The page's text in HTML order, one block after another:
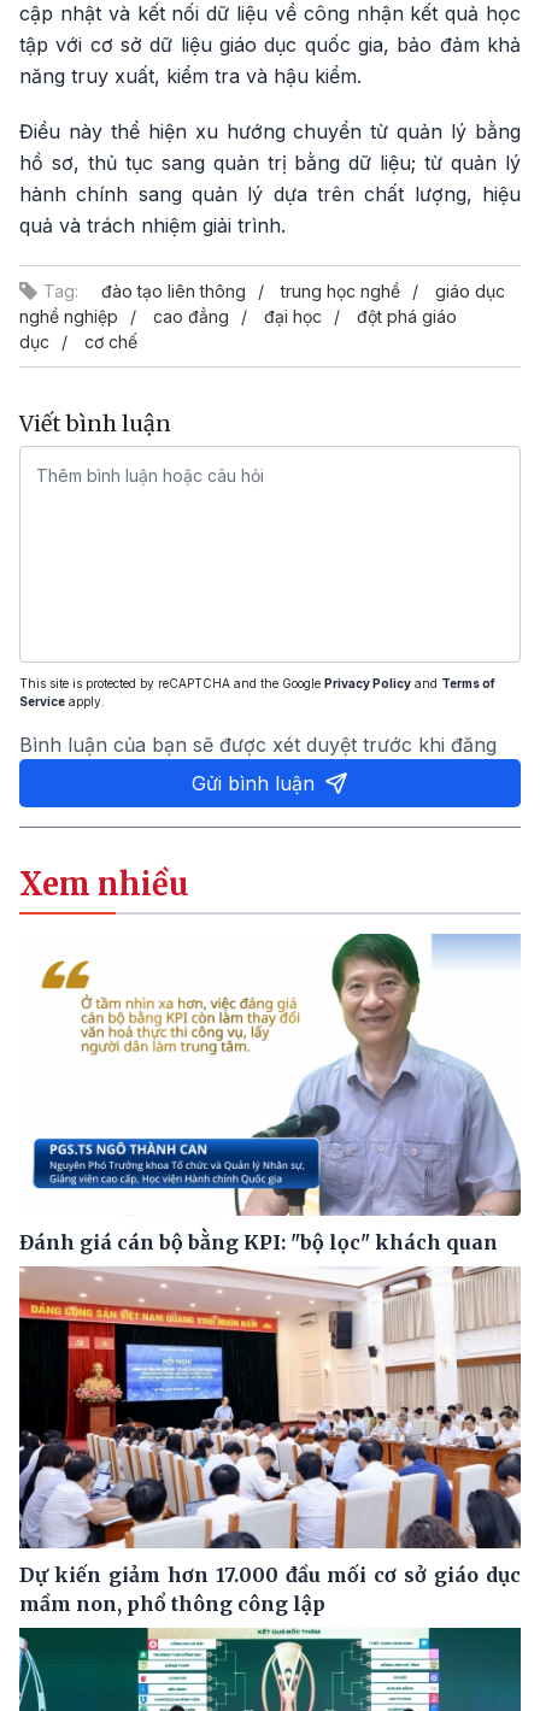
cập nhật và kết nối dữ liệu về công nhận kết quả học
tập với cơ sở dữ liệu giáo dục quốc gia, bảo đảm khả
năng truy xuất, kiểm tra và hậu kiểm.
Điều này thể hiện xu hướng chuyển từ quản lý bằng
hồ sơ, thủ tục sang quản trị bằng dữ liệu; từ quản lý
hành chính sang quản lý dựa trên chất lượng, hiệu
quả và trách nhiệm giải trình.
Tag: đào tạo liên thông trung học nghề
giáo dục
nghề nghiệp
cao đẳng đại học
đột phá giáo
dục
cơ chế
Viết bình luận
This site is protected by reCAPTCHA and the Google Privacy Policy and Terms of
Service apply.
Bình luận của bạn sẽ được xét duyệt trước khi đăng
Gửi bình luận
Xem nhiều
Đánh giá cán bộ bằng KPI: "bộ lọc" khách quan
Dự kiến giảm hơn 17.000 đầu mối cơ sở giáo dục
mầm non, phổ thông công lập